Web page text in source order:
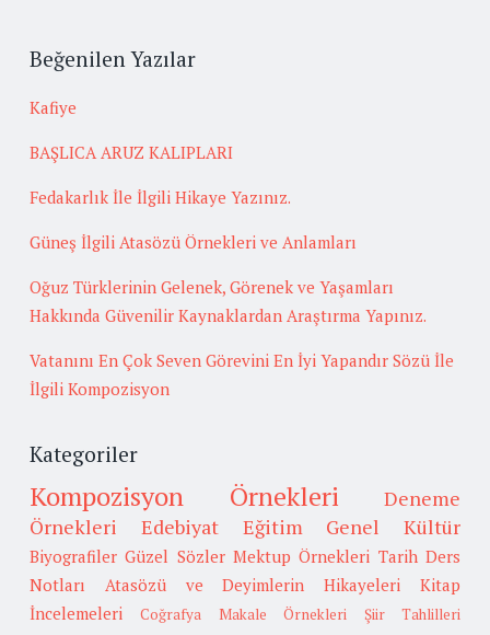
Beğenilen Yazılar
Kafiye
BAŞLICA ARUZ KALIPLARI
Fedakarlık İle İlgili Hikaye Yazınız.
Güneş İlgili Atasözü Örnekleri ve Anlamları
Oğuz Türklerinin Gelenek, Görenek ve Yaşamları
Hakkında Güvenilir Kaynaklardan Araştırma Yapınız.
Vatanını En Çok Seven Görevini En İyi Yapandır Sözü İle
İlgili Kompozisyon
Kategoriler
Kompozisyon Örnekleri
Deneme
Örnekleri
Edebiyat Eğitim Genel Kültür
Biyografiler Güzel Sözler Mektup Örnekleri Tarih Ders
Notları
Atasözü ve Deyimlerin Hikayeleri
Kitap
İncelemeleri
Coğrafya Makale Örnekleri Şiir Tahlilleri